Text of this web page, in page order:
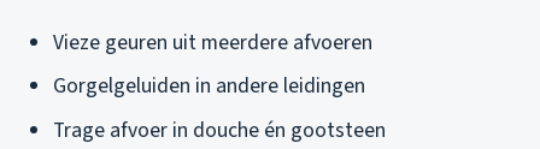
Vieze geuren uit meerdere afvoeren
Gorgelgeluiden in andere leidingen
Trage afvoer in douche én gootsteen